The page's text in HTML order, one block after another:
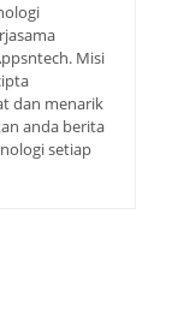
Misi
dan menarik
anda berita
setiap